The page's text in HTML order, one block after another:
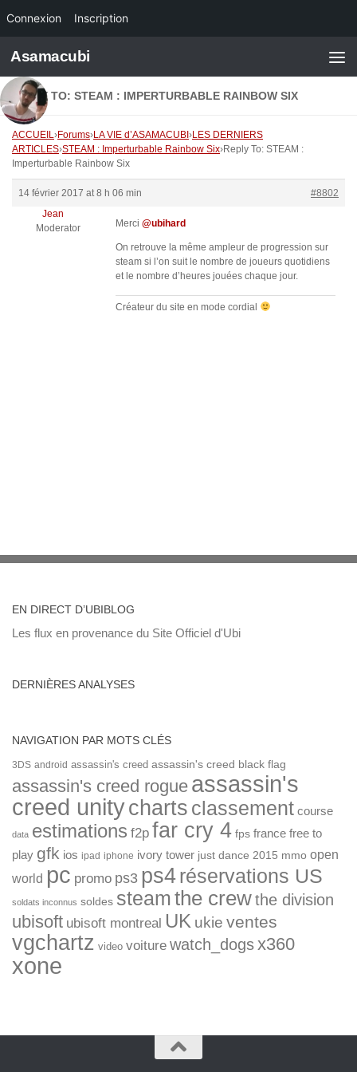
Connexion Inscription
Skip to content
Asamacubi
REPLY TO: STEAM : IMPERTURBABLE RAINBOW SIX
ACCUEIL›Forums›LA VIE d’ASAMACUBI ›LES DERNIERS
ARTICLES›STEAM : Imperturbable Rainbow Six›Reply To: STEAM :
Imperturbable Rainbow Six
14 février 2017 at 8 h 06 min
#8802
Jean
Moderator
Merci @ubihard
On retrouve la même ampleur de progression sur
steam si l’on suit le nombre de joueurs quotidiens
et le nombre d’heures jouées chaque jour.
Créateur du site en mode cordial
EN DIRECT D’UBIBLOG
Les flux en provenance du Site Officiel d'Ubi
DERNIÈRES ANALYSES
NAVIGATION PAR MOTS CLÉS
3DS android assassin's creed assassin's creed black flag
assassin's creed rogue assassin's
creed unitycharts classement course
data estimations f2p far cry 4 fps france free to
play gfk ios ipad iphone ivory tower just dance 2015 mmo open
world pc promo ps3 ps4réservations US
soldats inconnus soldes steamthe crewthe division
ubisoft ubisoft montreal UK ukie ventes
vgchartz video voiture watch_dogsx360
xone